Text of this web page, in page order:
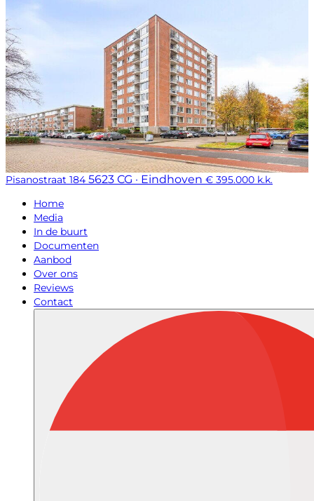
Pisanostraat 184 5623 CG · Eindhoven € 395.000 k.k.
Home
Media
In de buurt
Documenten
Aanbod
Over ons
Reviews
Contact